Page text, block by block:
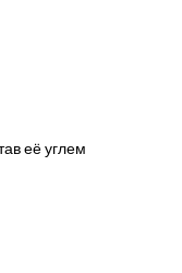
её углем